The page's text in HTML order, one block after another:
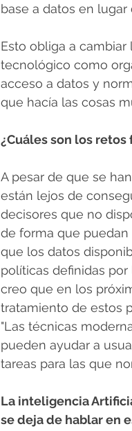
base a datos en
Esto obliga a
tecnológico como
acceso a datos y
que hacía las cosas
¿Cuáles son los
A pesar de que se
están lejos de
decisores que no
de forma que puedan
que los datos
políticas definidas
creo que en los
tratamiento de estos
"Las técnicas
pueden ayudar a
tareas para las que
La inteligencia
se deja de hablar en